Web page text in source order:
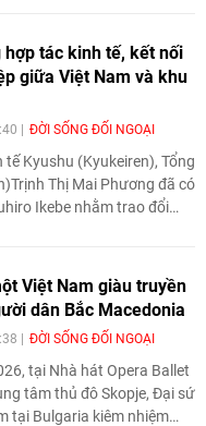
hợp tác kinh tế, kết nối
giữa Việt Nam và khu
ĐỜI SỐNG ĐỐI NGOẠI
Kyushu (Kyukeiren), Tổng
Thị Mai Phương đã có
Ikebe nhằm trao đổi
Việt Nam giàu truyền
dân Bắc Macedonia
ĐỜI SỐNG ĐỐI NGOẠI
tại Nhà hát Opera Ballet
tâm thủ đô Skopje, Đại sứ
tại Bulgaria kiêm nhiệm